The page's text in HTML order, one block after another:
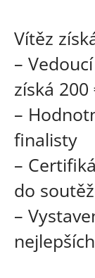
Vítěz
–
získá 200
–
finalisty
–
do
–
nejlepších